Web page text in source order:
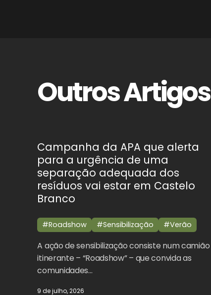
Outros Artigos
Campanha da APA que alerta
para a urgência de uma
separação adequada dos
resíduos vai estar em Castelo
Branco
#Roadshow #Sensibilização #Verão
A ação de sensibilização consiste num camião
itinerante – “Roadshow” – que convida as
comunidades…
9 de julho, 2026